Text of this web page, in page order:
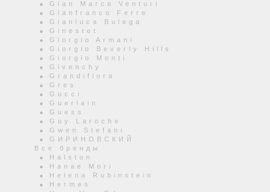
Gian Marco Venturi
Gianfranco Ferre
Gianluca Bulega
Ginestet
Giorgio Armani
Giorgio Beverly Hills
Giorgio Monti
Givenchy
Grandiflora
Gres
Gucci
Guerlain
Guess
Guy Laroche
Gwen Stefani
GИРИНОВСКИЙ
Все бренды
Halston
Hanae Mori
Helena Rubinstein
Hermes